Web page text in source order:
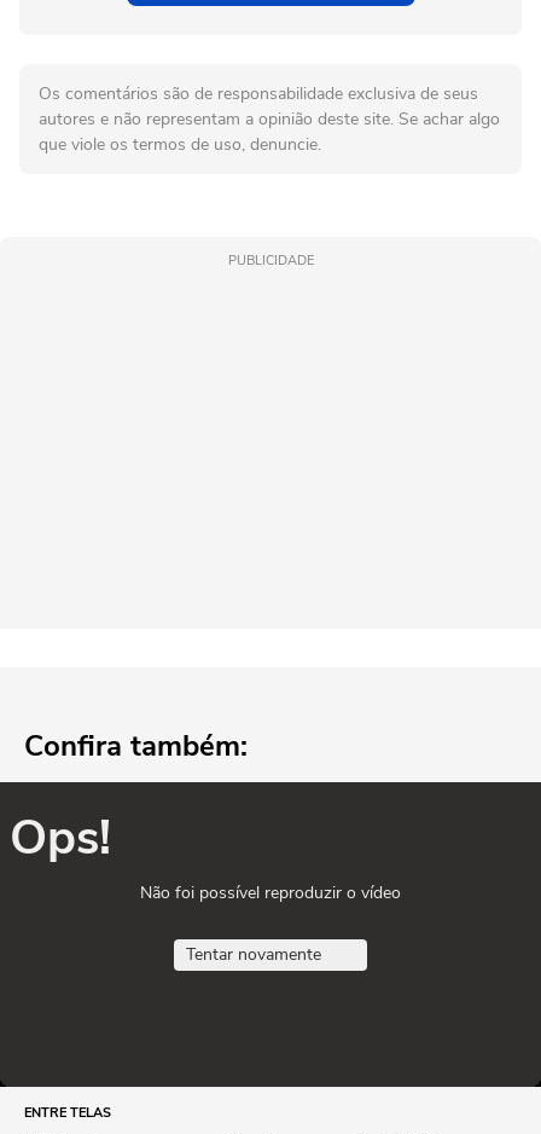
Os comentários são de responsabilidade exclusiva de seus
autores e não representam a opinião deste site. Se achar algo
que viole os termos de uso, denuncie.
PUBLICIDADE
Confira também:
Ops!
Não foi possível reproduzir o vídeo
Tentar novamente
ENTRE TELAS